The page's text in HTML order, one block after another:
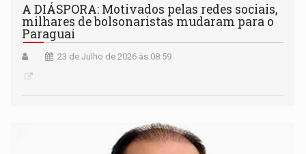
A DIÁSPORA: Motivados pelas redes sociais,
milhares de bolsonaristas mudaram para o
Paraguai
23 de Julho de 2026 às 08:59